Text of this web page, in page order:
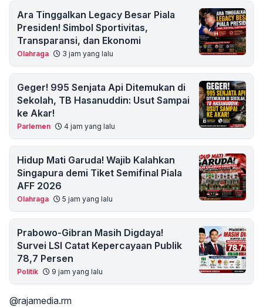
Ara Tinggalkan Legacy Besar Piala
Presiden! Simbol Sportivitas,
Transparansi, dan Ekonomi
Olahraga 3 jam yang lalu
Geger! 995 Senjata Api Ditemukan di
Sekolah, TB Hasanuddin: Usut Sampai
ke Akar!
Parlemen 4 jam yang lalu
Hidup Mati Garuda! Wajib Kalahkan
Singapura demi Tiket Semifinal Piala
AFF 2026
Olahraga 5 jam yang lalu
Prabowo-Gibran Masih Digdaya!
Survei LSI Catat Kepercayaan Publik
78,7 Persen
Politik 9 jam yang lalu
@rajamedia.rm